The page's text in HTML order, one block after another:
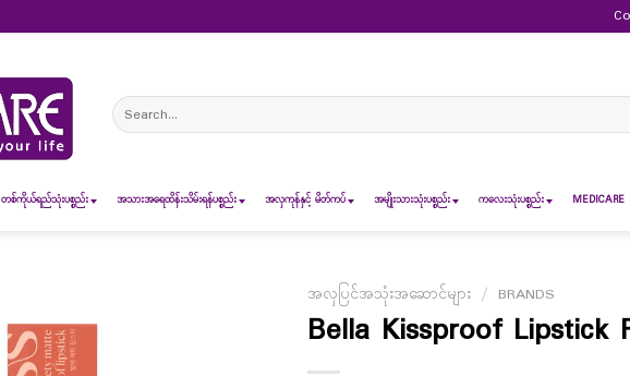
Search
for:
တစ်ကိုယ်ရည်သုံးပစ္စည်း အသားအရေထိန်းသိမ်းရန်ပစ္စည်း အလှကုန်နှင့် မိတ်ကပ် အမျိုးသားသုံးပစ္စည်း ကလေးသုံးပစ္စည်း MEDICARE
အလှပြင်အသုံးအဆောင်များ / BRANDS
Bella Kissproof Lipstick